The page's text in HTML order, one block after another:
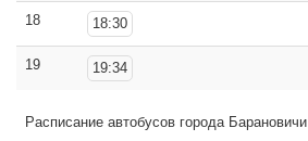
18 18:30
19 19:34
Расписание автобусов города Барановичи